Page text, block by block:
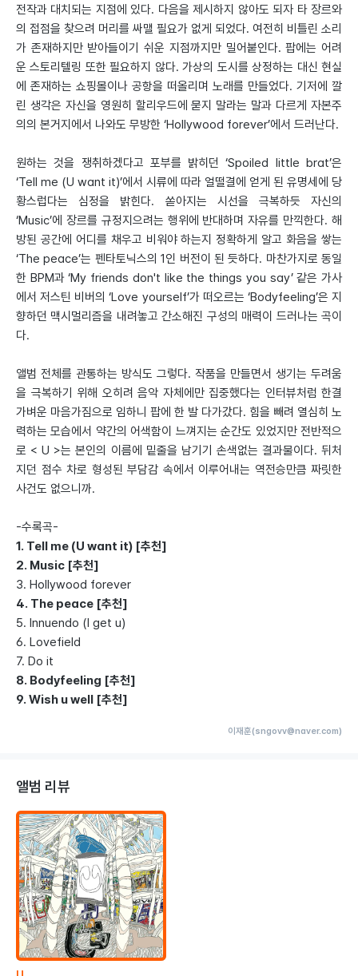
전작과 대치되는 지점에 있다. 다음을 제시하지 않아도 되자 타 장르와
의 접점을 찾으려 머리를 싸맬 필요가 없게 되었다. 여전히 비틀린 소리
가 존재하지만 받아들이기 쉬운 지점까지만 밀어붙인다. 팝에는 어려
운 스토리텔링 또한 필요하지 않다. 가상의 도시를 상정하는 대신 현실
에 존재하는 쇼핑몰이나 공항을 떠올리며 노래를 만들었다. 기저에 깔
린 생각은 자신을 영원히 할리우드에 묻지 말라는 말과 다르게 자본주
의의 본거지에서 나와도 무방한 ‘Hollywood forever’에서 드러난다.
원하는 것을 쟁취하겠다고 포부를 밝히던 ‘Spoiled little brat’은
‘Tell me (U want it)’에서 시류에 따라 얼떨결에 얻게 된 유명세에 당
황스럽다는 심정을 밝힌다. 쏟아지는 시선을 극복하듯 자신의
‘Music’에 장르를 규정지으려는 행위에 반대하며 자유를 만끽한다. 해
방된 공간에 어디를 채우고 비워야 하는지 정확하게 알고 화음을 쌓는
‘The peace’는 펜타토닉스의 1인 버전이 된 듯하다. 마찬가지로 동일
한 BPM과 ‘My friends don't like the things you say’ 같은 가사
에서 저스틴 비버의 ‘Love yourself’가 떠오르는 ‘Bodyfeeling’은 지
향하던 맥시멀리즘을 내려놓고 간소해진 구성의 매력이 드러나는 곡이
다.
앨범 전체를 관통하는 방식도 그렇다. 작품을 만들면서 생기는 두려움
을 극복하기 위해 오히려 음악 자체에만 집중했다는 인터뷰처럼 한결
가벼운 마음가짐으로 임하니 팝에 한 발 다가갔다. 힘을 빼려 열심히 노
력하는 모습에서 약간의 어색함이 느껴지는 순간도 있었지만 전반적으
로 < U >는 본인의 이름에 밑줄을 남기기 손색없는 결과물이다. 뒤처
지던 점수 차로 형성된 부담감 속에서 이루어내는 역전승만큼 짜릿한
사건도 없으니까.
-수록곡-
1. Tell me (U want it) [추천]
2. Music [추천]
3. Hollywood forever
4. The peace [추천]
5. Innuendo (I get u)
6. Lovefield
7. Do it
8. Bodyfeeling [추천]
9. Wish u well [추천]
이재훈(sngovv@naver.com)
앨범 리뷰